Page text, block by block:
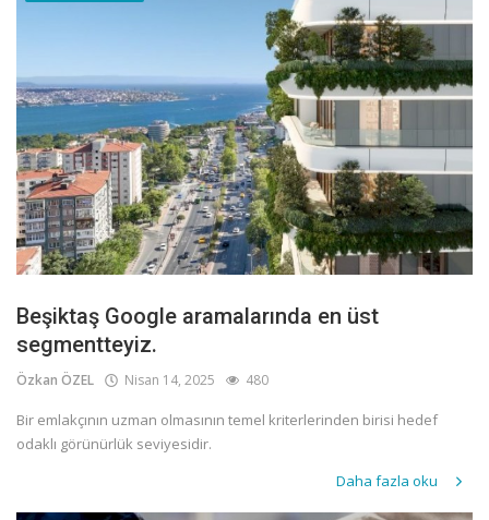
Beşiktaş Google aramalarında en üst
segmentteyiz.
Özkan ÖZEL Nisan 14, 2025 480
Bir emlakçının uzman olmasının temel kriterlerinden birisi hedef
odaklı görünürlük seviyesidir.
Daha fazla oku